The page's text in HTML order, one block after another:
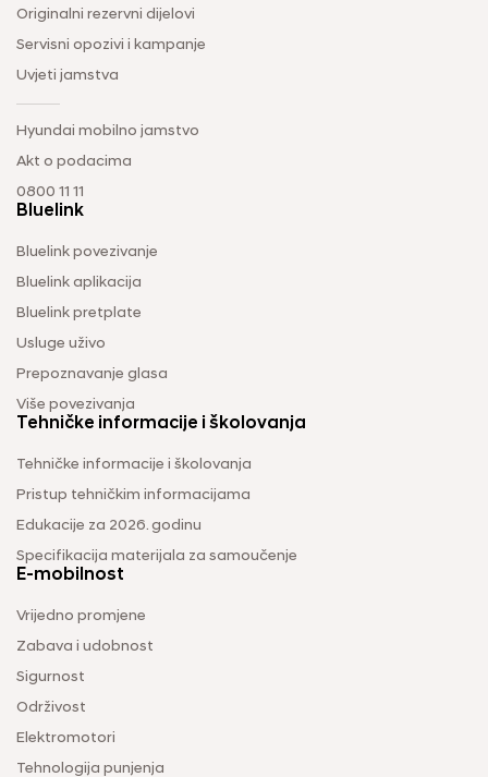
Originalni rezervni dijelovi
Servisni opozivi i kampanje
Uvjeti jamstva
Hyundai mobilno jamstvo
Akt o podacima
0800 11 11
Bluelink
Bluelink povezivanje
Bluelink aplikacija
Bluelink pretplate
Usluge uživo
Prepoznavanje glasa
Više povezivanja
Tehničke informacije i školovanja
Tehničke informacije i školovanja
Pristup tehničkim informacijama
Edukacije za 2026. godinu
Specifikacija materijala za samoučenje
E-mobilnost
Vrijedno promjene
Zabava i udobnost
Sigurnost
Održivost
Elektromotori
Tehnologija punjenja